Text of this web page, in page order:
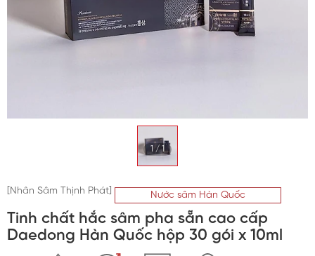
1 /1
[Nhân Sâm Thịnh Phát] Nước sâm Hàn Quốc
Tinh chất hắc sâm pha sẵn cao cấp
Daedong Hàn Quốc hộp 30 gói x 10ml
Trà sâm Hàn Quốc